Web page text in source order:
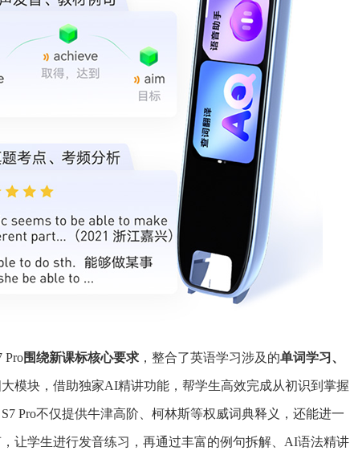
Pro围绕新课标核心要求 ，整合了英语学习涉及的单词学习、
大模块，借助独家AI精讲功能，帮学生高效完成从初识到掌握
Pro不仅提供牛津高阶、柯林斯等权威词典释义，还能进一
让学生进行发音练习，再通过丰富的例句拆解、AI语法精讲